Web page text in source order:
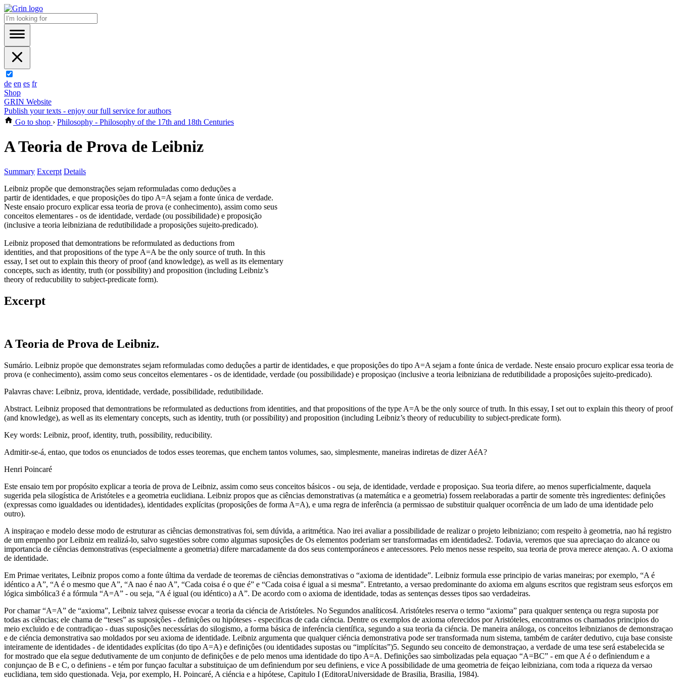
de en es fr
Shop
GRIN Website
Publish your texts - enjoy our full service for authors
Go to shop › Philosophy - Philosophy of the 17th and 18th Centuries
A Teoria de Prova de Leibniz
Summary Excerpt Details
Leibniz propõe que demonstrações sejam reformuladas como deduções a
partir de identidades, e que proposições do tipo A=A sejam a fonte única de verdade.
Neste ensaio procuro explicar essa teoria de prova (e conhecimento), assim como seus
conceitos elementares - os de identidade, verdade (ou possibilidade) e proposição
(inclusive a teoria leibniziana de redutibilidade a proposições sujeito-predicado).
Leibniz proposed that demontrations be reformulated as deductions from
identities, and that propositions of the type A=A be the only source of truth. In this
essay, I set out to explain this theory of proof (and knowledge), as well as its elementary
concepts, such as identity, truth (or possibility) and proposition (including Leibniz’s
theory of reducubility to subject-predicate form).
Excerpt
A Teoria de Prova de Leibniz.
Sumário. Leibniz propöe que demonstrates sejam reformuladas como deduçôes a partir de identidades, e que proposiçôes do tipo A=A sejam a fonte única de verdade. Neste ensaio procuro explicar essa teoria de
prova (e conhecimento), assim como seus conceitos elementares - os de identidade, verdade (ou possibilidade) e proposiçao (inclusive a teoria leibniziana de redutibilidade a proposiçôes sujeito-predicado).
Palavras chave: Leibniz, prova, identidade, verdade, possibilidade, redutibilidade.
Abstract. Leibniz proposed that demontrations be reformulated as deductions from identities, and that propositions of the type A=A be the only source of truth. In this essay, I set out to explain this theory of proof
(and knowledge), as well as its elementary concepts, such as identity, truth (or possibility) and proposition (including Leibniz’s theory of reducubility to subject-predicate form).
Key words: Leibniz, proof, identity, truth, possibility, reducibility.
Admitir-se-á, entao, que todos os enunciados de todos esses teoremas, que enchem tantos volumes, sao, simplesmente, maneiras indiretas de dizer AéA?
Henri Poincaré
Este ensaio tem por propósito explicar a teoria de prova de Leibniz, assim como seus conceitos básicos - ou seja, de identidade, verdade e proposiçao. Sua teoria difere, ao menos superficialmente, daquela
sugerida pela silogística de Aristóteles e a geometria euclidiana. Leibniz propos que as ciências demonstrativas (a matemática e a geometria) fossem reelaboradas a partir de somente très ingredientes: definiçôes
(expressas como igualdades ou identidades), identidades explícitas (proposiçôes de forma A=A), e uma regra de inferência (a permissao de substituir qualquer ocorrência de um lado de uma identidade pelo
outro).
A inspiraçao e modelo desse modo de estruturar as ciências demonstrativas foi, sem dúvida, a aritmética. Nao irei avaliar a possibilidade de realizar o projeto leibniziano; com respeito à geometria, nao há registro
de um empenho por Leibniz em realizá-lo, salvo sugestöes sobre como algumas suposiçôes de Os elementos poderiam ser transformadas em identidades2. Todavia, veremos que sua apreciaçao do alcance ou
importancia de ciências demonstrativas (especialmente a geometria) difere marcadamente da dos seus contemporáneos e antecessores. Pelo menos nesse respeito, sua teoria de prova merece atençao. A. O axioma
de identidade.
Em Primae veritates, Leibniz propos como a fonte última da verdade de teoremas de ciências demonstrativas o “axioma de identidade”. Leibniz formula esse principio de varias maneiras; por exemplo, “A é
idéntico a A”, “A é o mesmo que A”, “A nao é nao A”, “Cada coisa é o que é” e “Cada coisa é igual a si mesma”. Entretanto, a versao predominante do axioma em alguns escritos que registram seus esforços em
lógica simbólica3 é a fórmula “A=A” - ou seja, “A é igual (ou idéntico) a A”. De acordo com o axioma de identidade, todas as sentenças desses tipos sao verdadeiras.
Por chamar “A=A” de “axioma”, Leibniz talvez quisesse evocar a teoria da ciéncia de Aristóteles. No Segundos analíticos4. Aristóteles reserva o termo “axioma” para qualquer sentença ou regra suposta por
todas as ciências; ele chama de “teses” as suposiçôes - definiçôes ou hipóteses - especificas de cada ciéncia. Dentre os exemplos de axioma oferecidos por Aristóteles, encontramos os chamados principios do
meio excluido e de contradiçao - duas suposiçôes necessárias do silogismo, a forma básica de inferéncia científica, segundo a sua teoria da ciéncia. De maneira análoga, os conceitos leibnizianos de demonstraçao
e de ciéncia demonstrativa sao moldados por seu axioma de identidade. Leibniz argumenta que qualquer ciéncia demonstrativa pode ser transformada num sistema, também de caráter dedutivo, cuja base consiste
inteiramente de identidades - de identidades explícitas (do tipo A=A) e definiçôes (ou identidades supostas ou “implícitas”)5. Segundo seu conceito de demonstraçao, a verdade de uma tese será estabelecida se
for mostrado que ela segue dedutivamente de um conjunto de definiçôes e de pelo menos uma identidade do tipo A=A. Definiçôes sao simbolizadas pela equaçao “A=BC” - em que A é o defìniendum e a
conjunçao de B e C, o definiens - e tém por funçao facultar a substituiçao de um defìniendum por seu definiens, e vice A possibilidade de uma geometria de feiçao leibniziana, com toda a riqueza da versao
euclidiana, tem sido questionada. Veja, por exemplo, H. Poincaré, A ciéncia e a hipótese, Capitulo I (EditoraUniversidade de Brasilia, Brasilia, 1984).